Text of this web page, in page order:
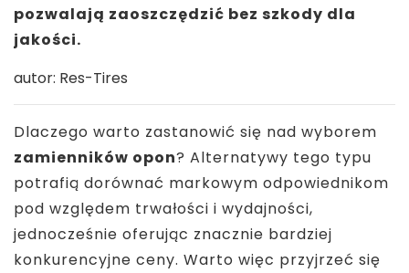
pozwalają zaoszczędzić bez szkody dla
jakości.
autor: Res-Tires
Dlaczego warto zastanowić się nad wyborem
zamienników opon? Alternatywy tego typu
potrafią dorównać markowym odpowiednikom
pod względem trwałości i wydajności,
jednocześnie oferując znacznie bardziej
konkurencyjne ceny. Warto więc przyjrzeć się